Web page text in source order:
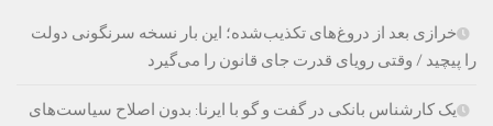
خرازی بعد از دروغ‌های تکذیب‌شده؛ این بار نسخه سرنگونی دولت
را پیچید / وقتی رویای قدرت جای قانون را می‌گیرد
یک کارشناس بانکی در گفت و گو با ایرنا: بدون اصلاح سیاست‌های